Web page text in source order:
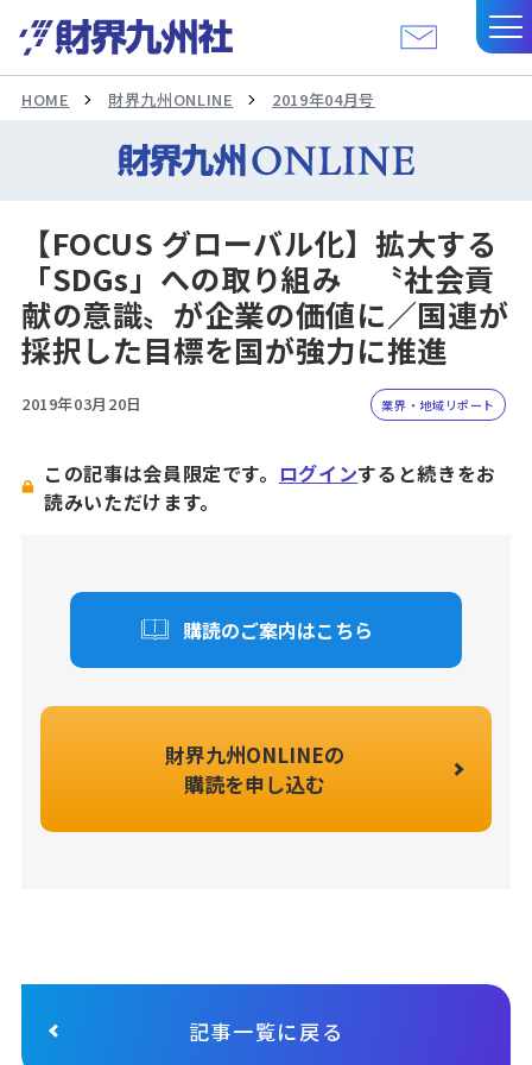
HOME 財界九州ONLINE 2019年04月号
【FOCUS グローバル化】拡大する
「SDGs」への取り組み 〝社会貢
献の意識〟が企業の価値に／国連が
採択した目標を国が強力に推進
2019年03月20日 業界・地域リポート
この記事は会員限定です。 ログインすると続きをお
読みいただけます。
購読のご案内はこちら
財界九州ONLINEの
購読を申し込む
記事一覧に戻る